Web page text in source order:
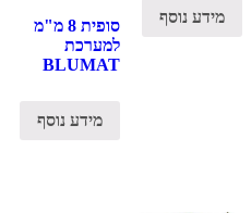
מידע נוסף
סופית 8 מ"מ
למערכת
BLUMAT
מידע נוסף